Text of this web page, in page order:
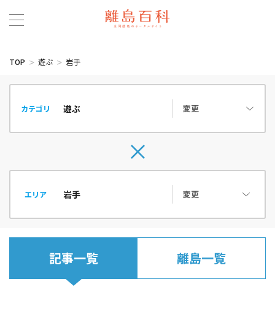
TOP 遊ぶ 岩手
カテゴリ 変更
エリア 変更
記事一覧 離島一覧